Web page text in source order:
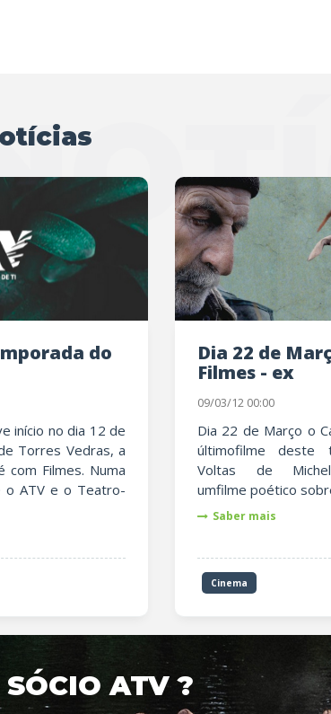
início no dia 12 de
Torres Vedras, a
com Filmes. Numa
o ATV e o Teatro-
Dia 22 de Março - Café com
Filmes - ex
09/03/12 00:00
Dia 22 de Março o
últimofilme deste
Voltas de
umfilme poético
Saber mais
Cinema
ATV ?